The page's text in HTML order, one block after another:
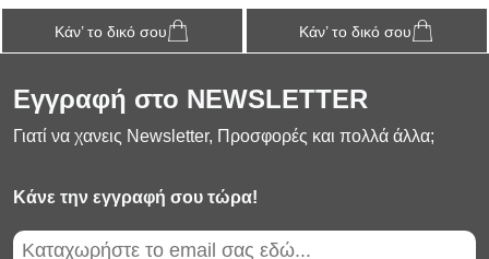
Κάν’ το δικό σου Κάν’ το δικό σου
Εγγραφή στο NEWSLETTER
Γιατί να χανεις Newsletter, Προσφορές και πολλά άλλα;
Κάνε την εγγραφή σου τώρα!